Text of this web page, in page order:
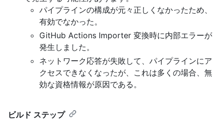
パイプラインの構成が元々正しくなかったため、
有効でなかった。
GitHub Actions Importer 変換時に内部エラーが
発生しました。
ネットワーク応答が失敗して、パイプラインにア
クセスできなくなったが、これは多くの場合、無
効な資格情報が原因である。
ビルド ステップ